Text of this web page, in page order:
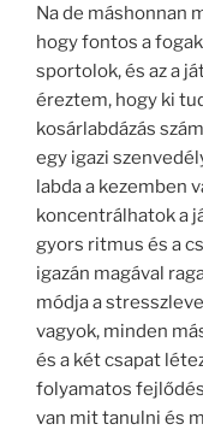
Na de máshonnan
hogy fontos a
sportolok, és az a
éreztem, hogy ki
kosárlabdázás
egy igazi
labda a kezemben
koncentrálhatok a
gyors ritmus és a
igazán magával
módja a
vagyok, minden
és a két csapat
folyamatos
van mit tanulni és